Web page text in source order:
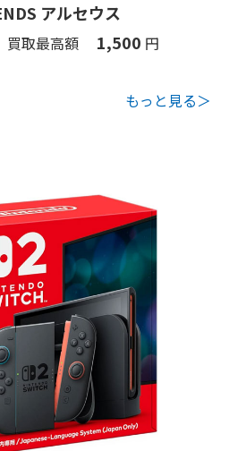
アルセウス
買取最高額 1,500 円
もっと見る＞